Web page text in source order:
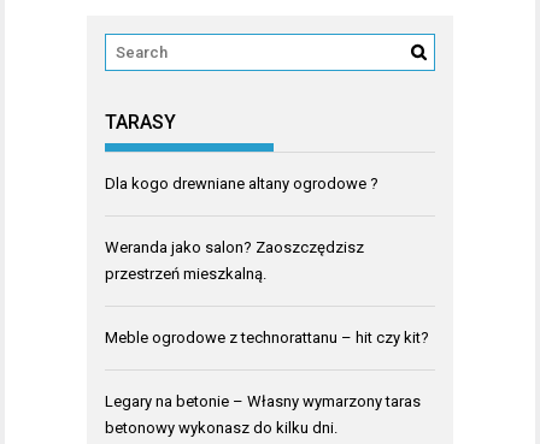
TARASY
Dla kogo drewniane altany ogrodowe ?
Weranda jako salon? Zaoszczędzisz
przestrzeń mieszkalną.
Meble ogrodowe z technorattanu – hit czy kit?
Legary na betonie – Własny wymarzony taras
betonowy wykonasz do kilku dni.